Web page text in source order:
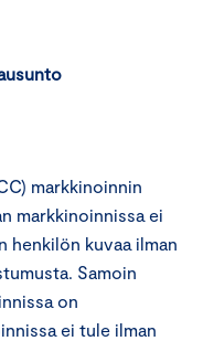
markkinoinnin
markkinoinnissa ei
henkilön kuvaa ilman
Samoin
on
ei tule ilman